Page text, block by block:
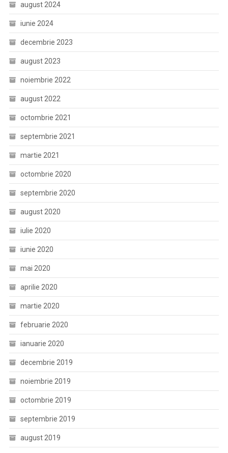
august 2024
iunie 2024
decembrie 2023
august 2023
noiembrie 2022
august 2022
octombrie 2021
septembrie 2021
martie 2021
octombrie 2020
septembrie 2020
august 2020
iulie 2020
iunie 2020
mai 2020
aprilie 2020
martie 2020
februarie 2020
ianuarie 2020
decembrie 2019
noiembrie 2019
octombrie 2019
septembrie 2019
august 2019